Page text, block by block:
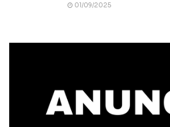
01/09/2025